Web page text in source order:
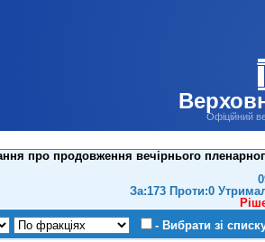
Офіційний
про продовження вечірнього
За:173 Проти:0
- Вибрати зі